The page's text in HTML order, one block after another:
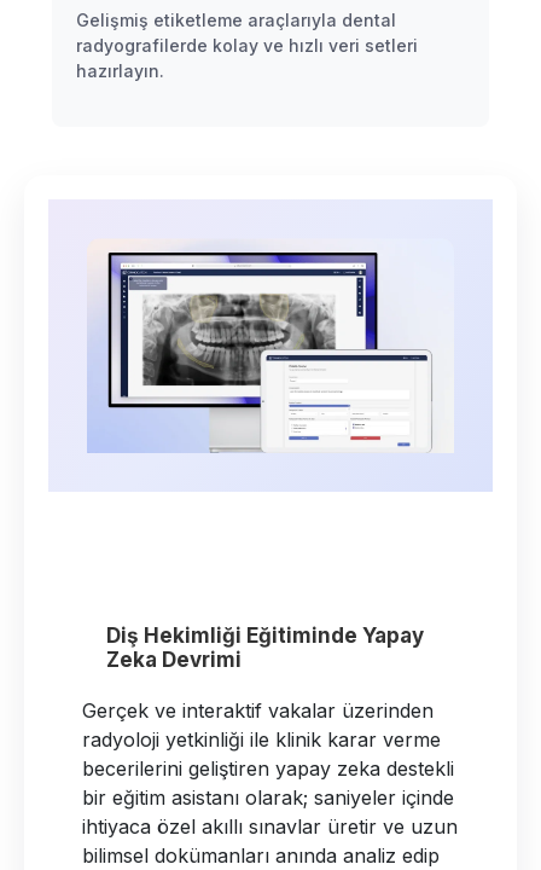
Gelişmiş etiketleme araçlarıyla dental
radyografilerde kolay ve hızlı veri setleri
hazırlayın.
Ortodontide Kusursuz Açı: Yapay
Geleneksel çizim yöntemlerini geride
bırakarak sefalometrik ölçümleri ve
detaylı yumuşak doku yüz analizlerini
yapay zekayla saniyeler içinde milimetrik
hassasiyetle tamamlar; tüm teşhis, tedavi